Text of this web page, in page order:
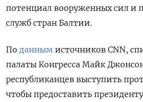
потенциал вооруженных сил и
служб стран Балтии.
По данным источников CNN,
палаты Конгресса Майк
республиканцев выступить
чтобы предоставить